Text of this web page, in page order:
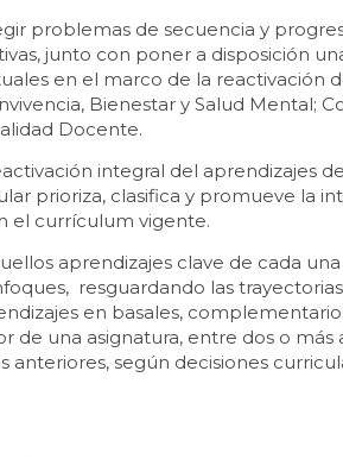
problemas de secuencia y
junto con poner a disposición
en el marco de la reactivación
Bienestar y Salud Mental;
Docente.
integral del aprendizajes
prioriza, clasifica y promueve la
el currículum vigente.
aprendizajes clave de cada una
resguardando las
en basales,
de una asignatura, entre dos o más
anteriores, según decisiones